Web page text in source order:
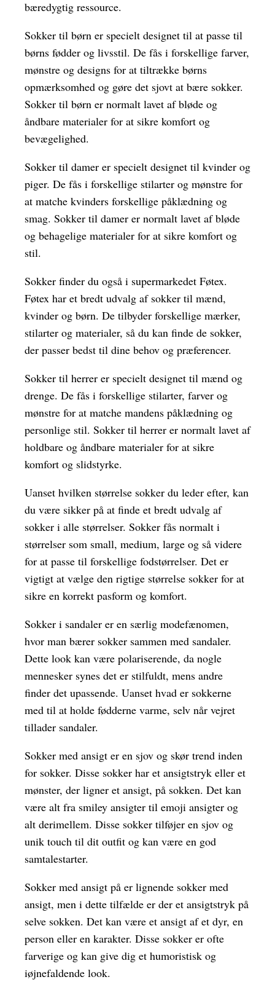
bæredygtig ressource.
Sokker til børn er specielt designet til at passe til
børns fødder og livsstil. De fås i forskellige farver,
mønstre og designs for at tiltrække børns
opmærksomhed og gøre det sjovt at bære sokker.
Sokker til børn er normalt lavet af bløde og
åndbare materialer for at sikre komfort og
bevægelighed.
Sokker til damer er specielt designet til kvinder og
piger. De fås i forskellige stilarter og mønstre for
at matche kvinders forskellige påklædning og
smag. Sokker til damer er normalt lavet af bløde
og behagelige materialer for at sikre komfort og
stil.
Sokker finder du også i supermarkedet Føtex.
Føtex har et bredt udvalg af sokker til mænd,
kvinder og børn. De tilbyder forskellige mærker,
stilarter og materialer, så du kan finde de sokker,
der passer bedst til dine behov og præferencer.
Sokker til herrer er specielt designet til mænd og
drenge. De fås i forskellige stilarter, farver og
mønstre for at matche mandens påklædning og
personlige stil. Sokker til herrer er normalt lavet af
holdbare og åndbare materialer for at sikre
komfort og slidstyrke.
Uanset hvilken størrelse sokker du leder efter, kan
du være sikker på at finde et bredt udvalg af
sokker i alle størrelser. Sokker fås normalt i
størrelser som small, medium, large og så videre
for at passe til forskellige fodstørrelser. Det er
vigtigt at vælge den rigtige størrelse sokker for at
sikre en korrekt pasform og komfort.
Sokker i sandaler er en særlig modefænomen,
hvor man bærer sokker sammen med sandaler.
Dette look kan være polariserende, da nogle
mennesker synes det er stilfuldt, mens andre
finder det upassende. Uanset hvad er sokkerne
med til at holde fødderne varme, selv når vejret
tillader sandaler.
Sokker med ansigt er en sjov og skør trend inden
for sokker. Disse sokker har et ansigtstryk eller et
mønster, der ligner et ansigt, på sokken. Det kan
være alt fra smiley ansigter til emoji ansigter og
alt derimellem. Disse sokker tilføjer en sjov og
unik touch til dit outfit og kan være en god
samtalestarter.
Sokker med ansigt på er lignende sokker med
ansigt, men i dette tilfælde er der et ansigtstryk på
selve sokken. Det kan være et ansigt af et dyr, en
person eller en karakter. Disse sokker er ofte
farverige og kan give dig et humoristisk og
iøjnefaldende look.